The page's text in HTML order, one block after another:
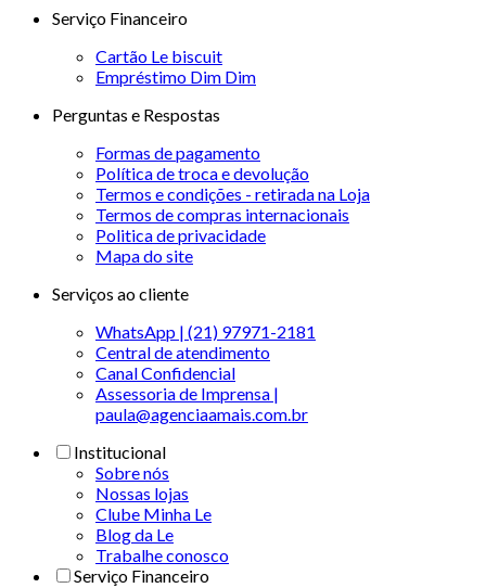
Serviço Financeiro
Cartão Le biscuit
Empréstimo Dim Dim
Perguntas e Respostas
Formas de pagamento
Política de troca e devolução
Termos e condições - retirada na Loja
Termos de compras internacionais
Politica de privacidade
Mapa do site
Serviços ao cliente
WhatsApp | (21) 97971-2181
Central de atendimento
Canal Confidencial
Assessoria de Imprensa |
paula@agenciaamais.com.br
Institucional
Sobre nós
Nossas lojas
Clube Minha Le
Blog da Le
Trabalhe conosco
Serviço Financeiro